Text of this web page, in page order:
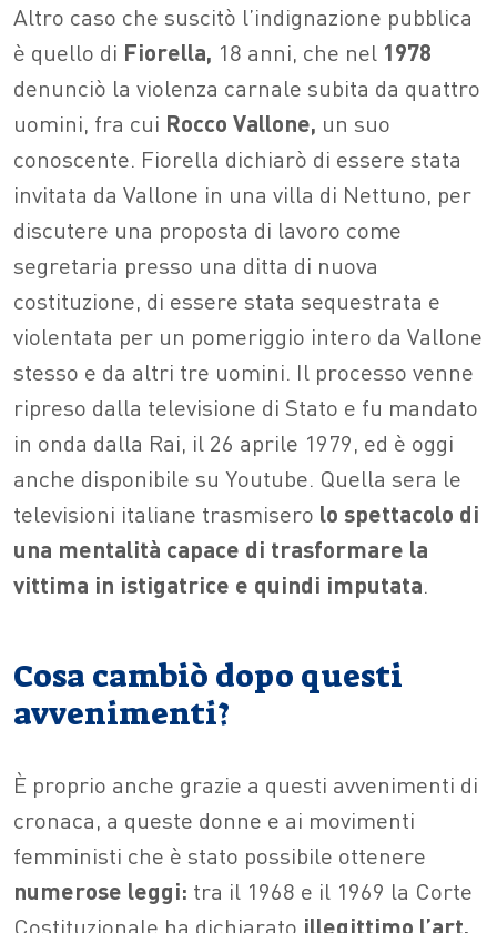
Altro caso che suscitò l’indignazione pubblica
è quello di Fiorella, 18 anni, che nel 1978
denunciò la violenza carnale subita da quattro
uomini, fra cui Rocco Vallone, un suo
conoscente. Fiorella dichiarò di essere stata
invitata da Vallone in una villa di Nettuno, per
discutere una proposta di lavoro come
segretaria presso una ditta di nuova
costituzione, di essere stata sequestrata e
violentata per un pomeriggio intero da Vallone
stesso e da altri tre uomini. Il processo venne
ripreso dalla televisione di Stato e fu mandato
in onda dalla Rai, il 26 aprile 1979, ed è oggi
anche disponibile su Youtube. Quella sera le
televisioni italiane trasmisero lo spettacolo di
una mentalità capace di trasformare la
vittima in istigatrice e quindi imputata.
Cosa cambiò dopo questi
avvenimenti?
È proprio anche grazie a questi avvenimenti di
cronaca, a queste donne e ai movimenti
femministi che è stato possibile ottenere
numerose leggi: tra il 1968 e il 1969 la Corte
Costituzionale ha dichiarato illegittimo l’art.